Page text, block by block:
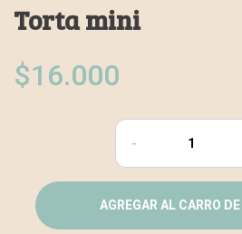
Torta mini
$16.000
-